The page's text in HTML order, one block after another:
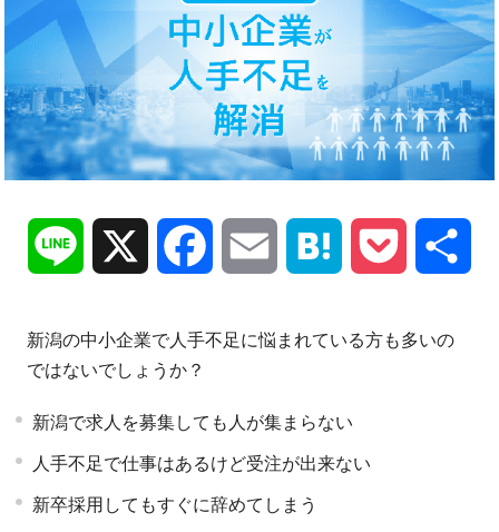
Line Facebook Email Hatena Pocket
新潟の中小企業で人手不足に悩まれている方も多いの
ではないでしょうか？
新潟で求人を募集しても人が集まらない
人手不足で仕事はあるけど受注が出来ない
新卒採用してもすぐに辞めてしまう